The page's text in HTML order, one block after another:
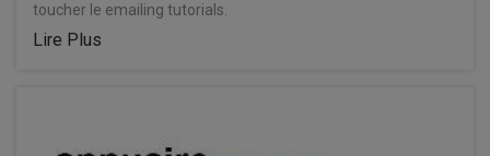
toucher le emailing tutorials.
Lire Plus